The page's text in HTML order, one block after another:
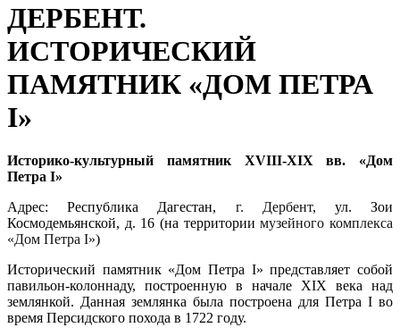
ДЕРБЕНТ.
ИСТОРИЧЕСКИЙ
ПАМЯТНИК «ДОМ ПЕТРА
I»
Историко-культурный памятник XVIII-XIX вв. «Дом
Петра I»
Адрес: Республика Дагестан, г. Дербент, ул. Зои
Космодемьянской, д. 16 (на территориимузейного комплекса
«Дом Петра I»)
Исторический памятник «Дом Петра I» представляет собой
павильон-колоннаду, построенную в начале XIX века над
землянкой. Данная землянка была построена для Петра I во
время Персидского похода в 1722 году.